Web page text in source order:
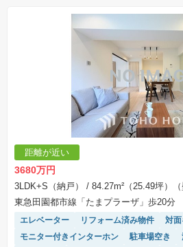
距離が近い
3680万円
3LDK+S（納戸） / 84.27m²（25.49坪）（
東急田園都市線「たまプラーザ」歩20分
エレベーター リフォーム済み物件
対
モニター付きインターホン
駐車場空き